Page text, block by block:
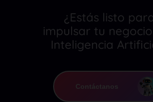
¿Estás listo
impulsar tu
Inteligencia
Contáctanos